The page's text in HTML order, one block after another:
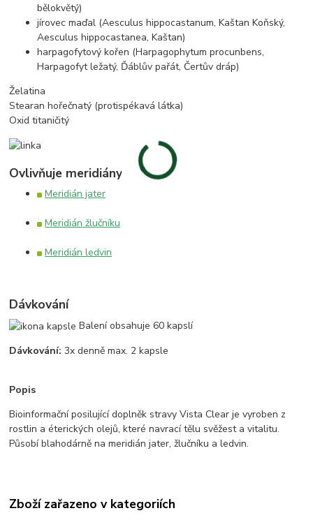
bělokvětý)
jírovec maďal (Aesculus hippocastanum, Kaštan Koňský,
Aesculus hippocastanea, Kaštan)
harpagofytový kořen (Harpagophytum procunbens,
Harpagofyt ležatý, Ďáblův pařát, Čertův dráp)
Želatina
Stearan hořečnatý (protispékavá látka)
Oxid titaničitý
Ovlivňuje meridiány
Meridián jater
Meridián žlučníku
Meridián ledvin
Dávkování
Balení obsahuje 60 kapslí
Dávkování: 3x denně max. 2 kapsle
Popis
Bioinformační posilující doplněk stravy Vista Clear je vyroben z
rostlin a éterických olejů, které navrací tělu svěžest a vitalitu.
Působí blahodárně na meridián jater, žlučníku a ledvin.
Zboží zařazeno v kategoriích